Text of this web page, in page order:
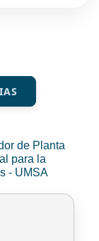
de Planta
para la
- UMSA